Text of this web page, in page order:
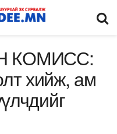
КОМИСС:
хийж, ам